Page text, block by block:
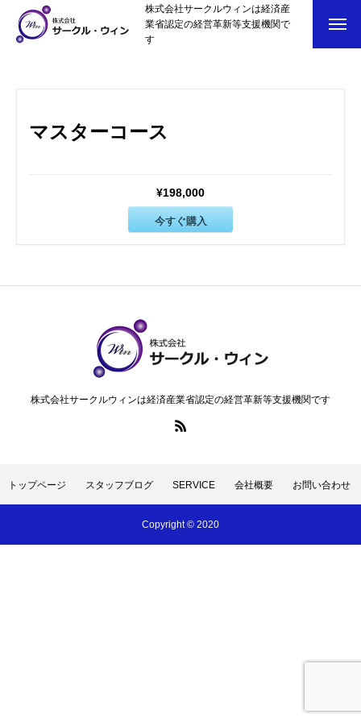
株式会社サークルウィンは経済産
業省認定の経営革新等支援機関で
す
無料メルマガ登録
トップページ スタッフブログ SERVICE 会社概要 お問い合
マスターコース
¥198,000
今すぐ購入
株式会社サークルウィンは経済産業省認定の経営革新等支援機関です
トップページ スタッフブログ SERVICE 会社概要 お問い合わせ
Copyright © 2020